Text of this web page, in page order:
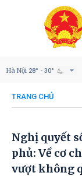
Hà Nội 28° - 30°
TRANG CHỦ
Nghị quyết
phủ: Về cơ
vượt không